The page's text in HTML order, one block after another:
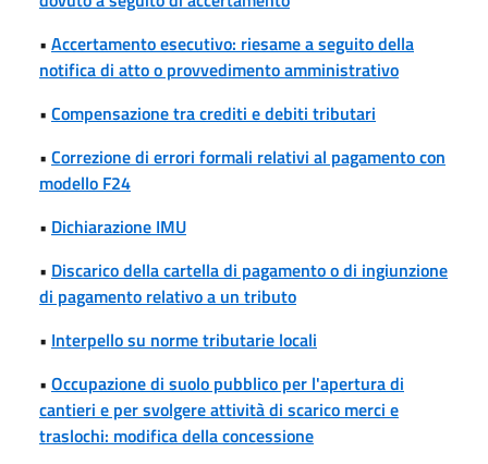
• Accertamento esecutivo: riesame a seguito della
notifica di atto o provvedimento amministrativo
• Compensazione tra crediti e debiti tributari
• Correzione di errori formali relativi al pagamento con
modello F24
• Dichiarazione IMU
• Discarico della cartella di pagamento o di ingiunzione
di pagamento relativo a un tributo
• Interpello su norme tributarie locali
• Occupazione di suolo pubblico per l'apertura di
cantieri e per svolgere attività di scarico merci e
traslochi: modifica della concessione